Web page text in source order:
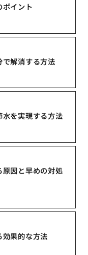
イント
解消する方法
水を実現する方法
原因と早めの対処
果的な方法